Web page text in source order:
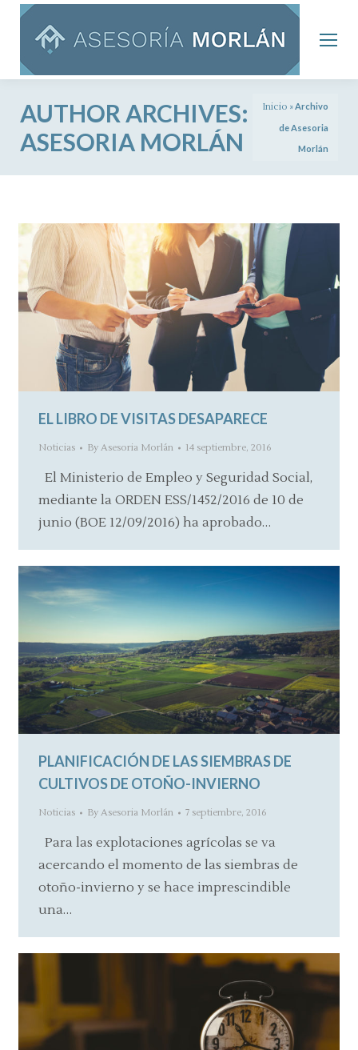
AUTHOR ARCHIVES:
ASESORIA MORLÁN
Inicio »Archivo
de Asesoria
Morlán
EL LIBRO DE VISITAS DESAPARECE
Noticias By Asesoria Morlán 14 septiembre, 2016
El Ministerio de Empleo y Seguridad Social,
mediante la ORDEN ESS/1452/2016 de 10 de
junio (BOE 12/09/2016) ha aprobado…
PLANIFICACIÓN DE LAS SIEMBRAS DE
CULTIVOS DE OTOÑO-INVIERNO
Noticias By Asesoria Morlán 7 septiembre, 2016
Para las explotaciones agrícolas se va
acercando el momento de las siembras de
otoño-invierno y se hace imprescindible
una…